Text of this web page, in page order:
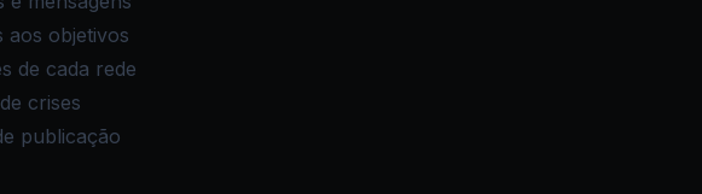
aos objetivos
de cada rede
crises
publicação